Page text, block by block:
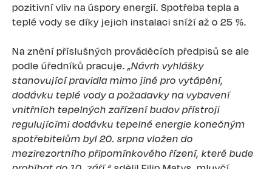
pozitivní vliv na úspory energií. Spotřeba tepla a
teplé vody se díky jejich instalaci sníží až o 25 %.
Na znění příslušných prováděcích předpisů se ale
podle úředníků pracuje. „Návrh vyhlášky
stanovující pravidla mimo jiné pro vytápění,
dodávku teplé vody a požadavky na vybavení
vnitřních tepelných zařízení budov přístroji
regulujícími dodávku tepelné energie konečným
spotřebitelům byl 20. srpna vložen do
mezirezortního připomínkového řízení, které bude